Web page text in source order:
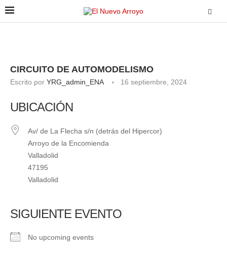
CIRCUITO DE AUTOMODELISMO
Escrito por YRG_admin_ENA 16 septiembre, 2024
UBICACIÓN
Av/ de La Flecha s/n (detrás del Hipercor)
Arroyo de la Encomienda
Valladolid
47195
Valladolid
SIGUIENTE EVENTO
No upcoming events